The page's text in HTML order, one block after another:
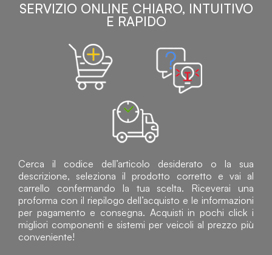
SERVIZIO ONLINE CHIARO, INTUITIVO
E RAPIDO
Cerca il codice dell’articolo desiderato o la sua
descrizione, seleziona il prodotto corretto e vai al
carrello confermando la tua scelta. Riceverai una
proforma con il riepilogo dell’acquisto e le informazioni
per pagamento e consegna. Acquisti in pochi click i
migliori componenti e sistemi per veicoli al prezzo più
conveniente!